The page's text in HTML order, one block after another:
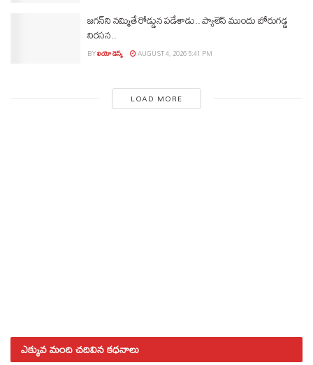
జగన్‌ని నమ్మితే రోడ్డున పడేశాడు.. ప్యాలెస్‌ ముందు బోరుగడ్డ
నిరసన..
BYలియో డెస్క్ AUGUST 4, 2026 5:41 PM
LOAD MORE
ఎక్కువ మంది చదివిన కధనాలు